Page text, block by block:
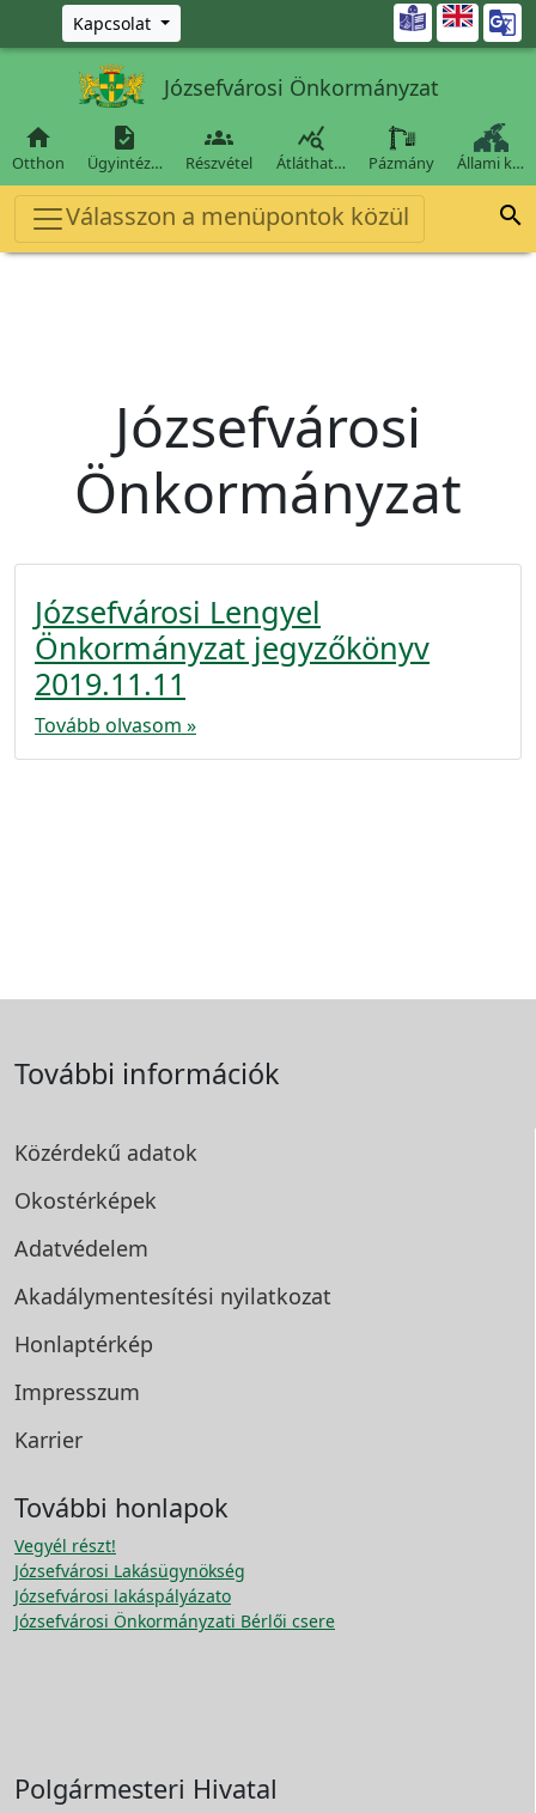
Ugrás a fő tartalomra
Kapcsolat 
Józsefvárosi Önkormányzat

Otthon

Ügyintéz…

Részvétel

Átláthat… Pázmány Állami k…
Válasszon a menüpontok közül 
Józsefvárosi
Önkormányzat
Józsefvárosi Lengyel
Önkormányzat jegyzőkönyv
2019.11.11
Tovább olvasom »
További információk
Közérdekű adatok
Okostérképek
Adatvédelem
Akadálymentesítési nyilatkozat
Honlaptérkép
Impresszum
Karrier
További honlapok
Vegyél részt!
Józsefvárosi Lakásügynökség
Józsefvárosi lakáspályázato
Józsefvárosi Önkormányzati Bérlői csere
Polgármesteri Hivatal